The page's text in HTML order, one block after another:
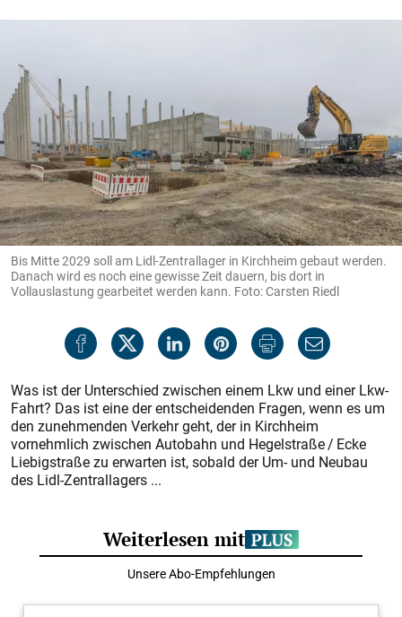
Bis Mitte 2029 soll am Lidl-Zentrallager in Kirchheim gebaut werden.
Danach wird es noch eine gewisse Zeit dauern, bis dort in
Vollauslastung gearbeitet werden kann. Foto: Carsten Riedl
Was ist der Unterschied zwischen einem Lkw und einer Lkw-
Fahrt? Das ist eine der entscheidenden Fragen, wenn es um
den zunehmenden Verkehr geht, der in Kirchheim
vornehmlich zwischen Autobahn und Hegelstraße / Ecke
Liebigstraße zu erwarten ist, sobald der Um- und Neubau
des Lidl-Zentrallagers ...